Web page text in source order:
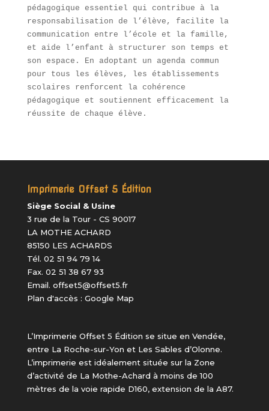
pédagogique essentiel qui contribue à la
responsabilisation de l’élève, facilite la
communication entre l’école et la famille,
et aide l’enfant à structurer son temps et
son espace. En adoptant un agenda commun
pour tous les élèves, les établissements
scolaires renforcent la cohérence
pédagogique et soutiennent efficacement la
réussite de chaque élève.
Imprimerie Offset 5 Édition
Siège Social & Usine
3 rue de la Tour - CS 90017
LA MOTHE ACHARD
85150 LES ACHARDS
Tél. 02 51 94 79 14
Fax. 02 51 38 67 93
Email. offset5@offset5.fr
Plan d'accès : Google Map
L’Imprimerie Offset 5 Édition se situe en Vendée,
entre La Roche-sur-Yon et Les Sables d’Olonne.
L’imprimerie est idéalement située sur la Zone
d’activité de La Mothe-Achard à moins de 100
mètres de la voie rapide D160, extension de la A87.